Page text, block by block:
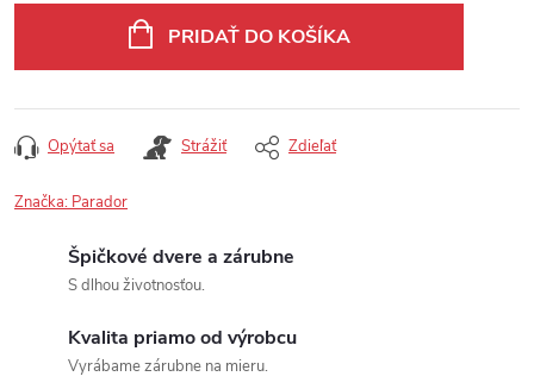
PRIDAŤ DO KOŠÍKA
Opýtať sa Strážiť Zdieľať
Značka: Parador
Špičkové dvere a zárubne
S dlhou životnosťou.
Kvalita priamo od výrobcu
Vyrábame zárubne na mieru.